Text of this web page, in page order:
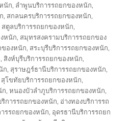
นัก, ลำพูนบริการรถยกของหนัก,
, สกลนครบริการรถยกของหนัก,
สตูลบริการรถยกของหนัก,
หนัก, สมุทรสงครามบริการรถยกของ
ของหนัก, สระบุรีบริการรถยกของหนัก,
, สิงห์บุรีบริการรถยกของหนัก,
ก, สุราษฎร์ธานีบริการรถยกของหนัก,
สุโขทัยบริการรถยกของหนัก,
ก,หนองบัวลำภูบริการรถยกของหนัก,
การรถยกของหนัก, อ่างทองบริการรถ
รรถยกของหนัก, อุดรธานีบริการรถยก